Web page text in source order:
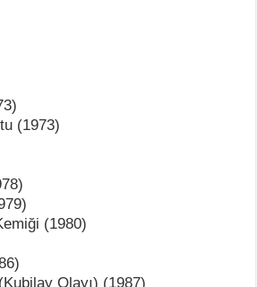
(1973)
(1980)
Olayı) (1987)